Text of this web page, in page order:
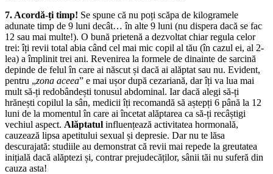
7. Acordă-ți timp! Se spune că nu poți scăpa de kilogramele
adunate timp de 9 luni decât… în alte 9 luni (nu dispera dacă se fac
12 sau mai multe!). O bună prietenă a dezvoltat chiar regula celor
trei: îți revii total abia când cel mai mic copil al tău (în cazul ei, al 2-
lea) a împlinit trei ani. Revenirea la formele de dinainte de sarcină
depinde de felul în care ai născut și dacă ai alăptat sau nu. Evident,
pentru „zona aceea” e mai ușor după cezariană, dar îți va lua mai
mult să-ți redobândești tonusul abdo­minal. Iar dacă alegi să-ți
hrănești copilul la sân, medicii îți recomandă să aștepți 6 până la 12
luni de la momentul în care ai încetat alăptarea ca să-ți recâștigi
vechiul aspect. Alăpta­tul influențează activitatea hormonală,
cauzează lipsa apetitului sexual și depresie. Dar nu te lăsa
descurajată: studiile au demon­s­trat că revii mai repede la greutatea
inițială dacă alăptezi și, contrar prejudecăților, sânii tăi nu suferă din
cauza asta!